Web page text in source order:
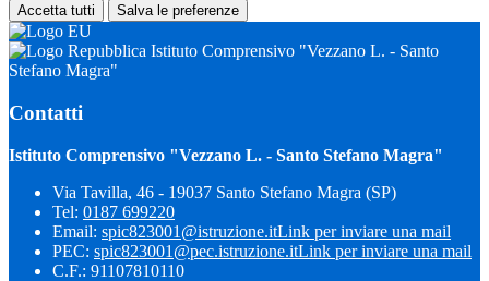
Accetta tutti Salva le preferenze
Istituto Comprensivo "Vezzano L. - Santo
Stefano Magra"
Contatti
Istituto Comprensivo "Vezzano L. - Santo Stefano Magra"
Via Tavilla, 46 - 19037 Santo Stefano Magra (SP)
Tel: 0187 699220
Email: spic823001@istruzione.itLink per inviare una mail
PEC: spic823001@pec.istruzione.itLink per inviare una mail
C.F.: 91107810110